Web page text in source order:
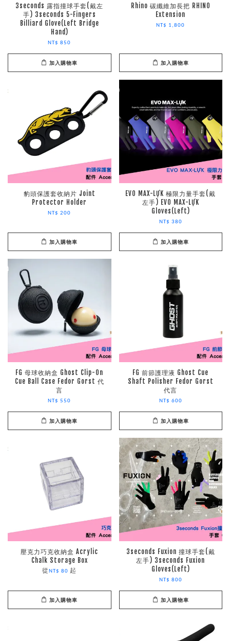
3seconds 露指撞球手套(戴左
手) 3seconds 5-Fingers
Billiard Glove(Left Bridge
Hand)
NT$ 850
加入購物車
Rhino 碳纖維加長把 RHINO
Extension
NT$ 1,800
加入購物車
豹頭保護套收納片 Joint
Protector Holder
NT$ 200
加入購物車
EVO MAX-LỰK 極限力量手套(戴
左手) EVO MAX-LỰK
Gloves(Left)
NT$ 380
加入購物車
FG 母球收納盒 Ghost Clip-On
Cue Ball Case Fedor Gorst 代
言
NT$ 550
加入購物車
FG 前節護理液 Ghost Cue
Shaft Polisher Fedor Gorst
代言
NT$ 600
加入購物車
壓克力巧克收納盒 Acrylic
Chalk Storage Box
從NT$ 80 起
加入購物車
3seconds Fuxion 撞球手套(戴
左手) 3seconds Fuxion
Gloves(Left)
NT$ 800
加入購物車